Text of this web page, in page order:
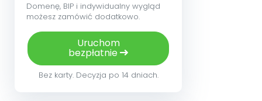
Domenę, BIP i indywidualny wygląd
możesz zamówić dodatkowo.
Uruchom
bezpłatnie
Bez karty. Decyzja po 14 dniach.